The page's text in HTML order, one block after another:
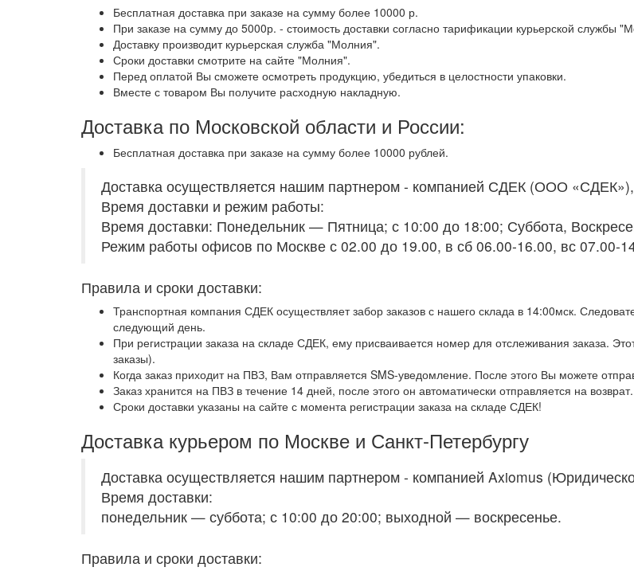
Бесплатная доставка при заказе на сумму более 10000 р.
При заказе на сумму до 5000р. - стоимость доставки согласно тарификации курьерской службы
Доставку производит курьерская служба "Молния".
Сроки доставки смотрите на сайте "Молния".
Перед оплатой Вы сможете осмотреть продукцию, убедиться в целостности упаковки.
Вместе с товаром Вы получите расходную накладную.
Доставка по Московской области и России:
Бесплатная доставка при заказе на сумму более 10000 рублей.
Доставка осуществляется нашим партнером - компанией СДЕК (ООО «СДЕК»),
Время доставки и режим работы:
Время доставки: Понедельник — Пятница; с 10:00 до 18:00; Суббота,
Режим работы офисов по Москве с 02.00 до 19.00, в сб 06.00-16.00, вс 07.00-
Правила и сроки доставки:
Транспортная компания СДЕК осуществляет забор заказов с нашего склада в 14:00мск.
следующий день.
При регистрации заказа на складе СДЕК, ему присваивается номер для отслеживания заказа.
заказы).
Когда заказ приходит на ПВЗ, Вам отправляется SMS-уведомление. После этого Вы можете
Заказ хранится на ПВЗ в течение 14 дней, после этого он автоматически отправляется на возврат.
Сроки доставки указаны на сайте с момента регистрации заказа на складе СДЕК!
Доставка курьером по Москве и Санкт-Петербургу
Доставка осуществляется нашим партнером - компанией Axiomus
Время доставки:
понедельник — суббота; с 10:00 до 20:00; выходной — воскресенье.
Правила и сроки доставки: